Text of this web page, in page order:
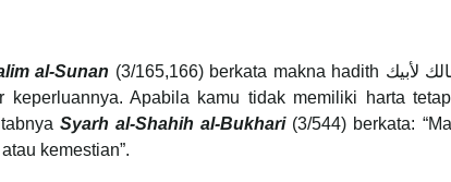
al-Sunan (3/165,166) berkata makna hadith أنت ومالك لأبيك adalah apabila ia (ayah) memerlukan kepada hartamu, ia
keperluannya. Apabila kamu tidak memiliki harta
Syarh al-Shahih al-Bukhari(3/544) berkata:
kemestian”.